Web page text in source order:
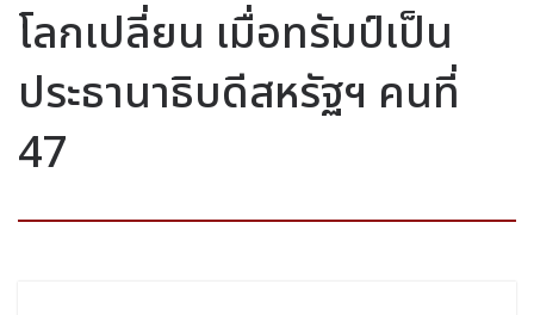
โลกเปลี่ยน เมื่อทรัมป์เป็น
ประธานาธิบดีสหรัฐฯ คนที่
47